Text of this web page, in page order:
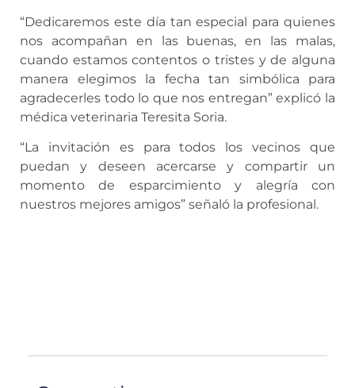
“Dedicaremos este día tan especial para quienes
nos acompañan en las buenas, en las malas,
cuando estamos contentos o tristes y de alguna
manera elegimos la fecha tan simbólica para
agradecerles todo lo que nos entregan” explicó la
médica veterinaria Teresita Soria.
“La invitación es para todos los vecinos que
puedan y deseen acercarse y compartir un
momento de esparcimiento y alegría con
nuestros mejores amigos” señaló la profesional.